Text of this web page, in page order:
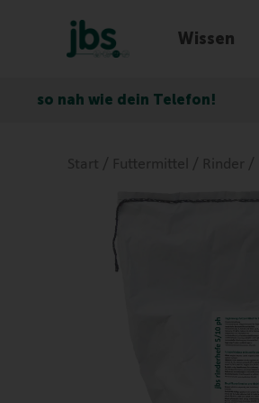
Wissen
dein Telefon!
Start / Futtermittel / Rinder /